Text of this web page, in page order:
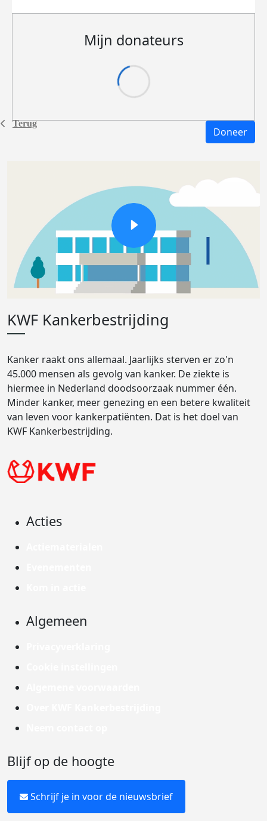
Terug
Mijn donateurs
Doneer
KWF Kankerbestrijding
Kanker raakt ons allemaal. Jaarlijks sterven er zo'n
45.000 mensen als gevolg van kanker. De ziekte is
hiermee in Nederland doodsoorzaak nummer één.
Minder kanker, meer genezing en een betere kwaliteit
van leven voor kankerpatiënten. Dat is het doel van
KWF Kankerbestrijding.
Acties
Algemeen
Blijf op de hoogte
Schrijf je in voor de nieuwsbrief